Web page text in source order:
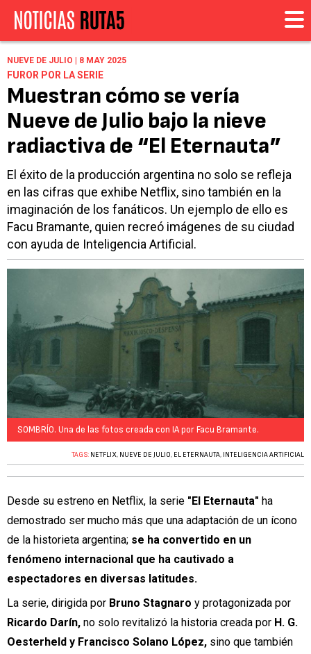
NUEVE DE JULIO | 8 MAY 2025
FUROR POR LA SERIE
Muestran cómo se vería
Nueve de Julio bajo la nieve
radiactiva de “El Eternauta”
El éxito de la producción argentina no solo se refleja
en las cifras que exhibe Netflix, sino también en la
imaginación de los fanáticos. Un ejemplo de ello es
Facu Bramante, quien recreó imágenes de su ciudad
con ayuda de Inteligencia Artificial.
SOMBRÍO. Una de las fotos creada con IA por Facu Bramante.
TAGS: NETFLIX, NUEVE DE JULIO, EL ETERNAUTA, INTELIGENCIA ARTIFICIAL
Desde su estreno en Netflix, la serie "El Eternauta" ha
demostrado ser mucho más que una adaptación de un ícono
de la historieta argentina; se ha convertido en un
fenómeno internacional que ha cautivado a
espectadores en diversas latitudes.
La serie, dirigida por Bruno Stagnaro y protagonizada por
Ricardo Darín, no solo revitalizó la historia creada por H. G.
Oesterheld y Francisco Solano López, sino que también